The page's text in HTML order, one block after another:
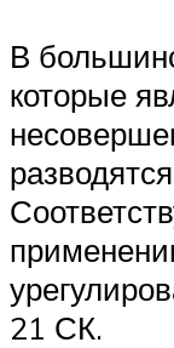
В
которые
21 СК.